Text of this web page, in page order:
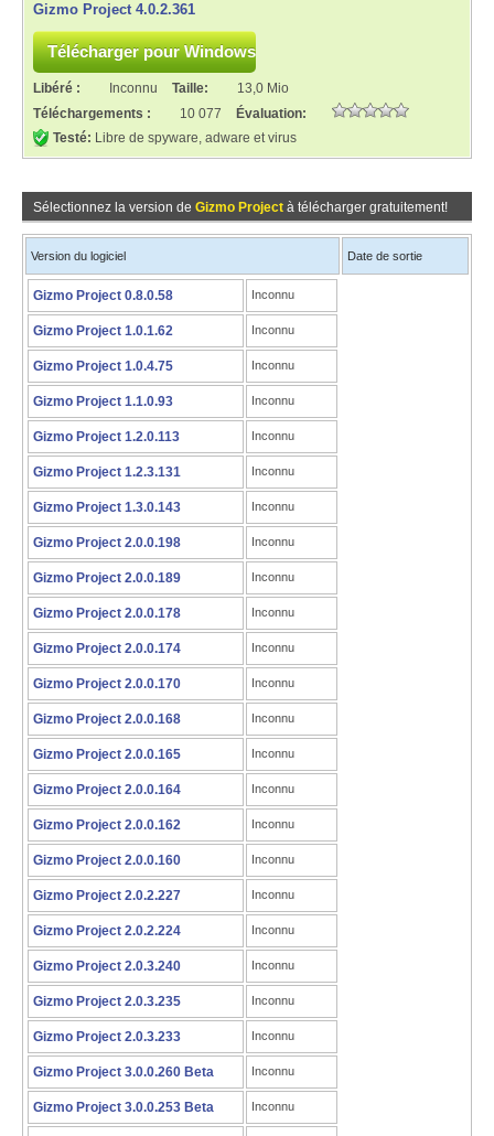
Gizmo Project 4.0.2.361
Libéré : Inconnu Taille:
13,0 Mio
Téléchargements :
10 077
Évaluation:
Testé: Libre de spyware, adware et virus
Sélectionnez la version de Gizmo Project à télécharger gratuitement!
Version du logiciel Date de sortie
Gizmo Project 0.8.0.58 Inconnu
Gizmo Project 1.0.1.62 Inconnu
Gizmo Project 1.0.4.75 Inconnu
Gizmo Project 1.1.0.93 Inconnu
Gizmo Project 1.2.0.113 Inconnu
Gizmo Project 1.2.3.131 Inconnu
Gizmo Project 1.3.0.143 Inconnu
Gizmo Project 2.0.0.198 Inconnu
Gizmo Project 2.0.0.189 Inconnu
Gizmo Project 2.0.0.178 Inconnu
Gizmo Project 2.0.0.174 Inconnu
Gizmo Project 2.0.0.170 Inconnu
Gizmo Project 2.0.0.168 Inconnu
Gizmo Project 2.0.0.165 Inconnu
Gizmo Project 2.0.0.164 Inconnu
Gizmo Project 2.0.0.162 Inconnu
Gizmo Project 2.0.0.160 Inconnu
Gizmo Project 2.0.2.227 Inconnu
Gizmo Project 2.0.2.224 Inconnu
Gizmo Project 2.0.3.240 Inconnu
Gizmo Project 2.0.3.235 Inconnu
Gizmo Project 2.0.3.233 Inconnu
Gizmo Project 3.0.0.260 Beta Inconnu
Gizmo Project 3.0.0.253 Beta Inconnu